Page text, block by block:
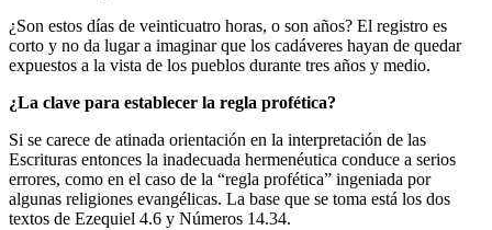
¿Son estos días de veinticuatro horas, o son años? El registro es
corto y no da lugar a imaginar que los cadáveres hayan de quedar
expuestos a la vista de los pueblos durante tres años y medio.
¿La clave para establecer la regla profética?
Si se carece de atinada orientación en la interpretación de las
Escrituras entonces la inadecuada hermenéutica conduce a serios
errores, como en el caso de la “regla profética” ingeniada por
algunas religiones evangélicas. La base que se toma está los dos
textos de Ezequiel 4.6 y Números 14.34.